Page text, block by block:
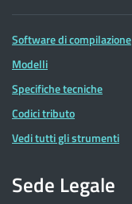
Software di compilazione
Modelli
Specifiche tecniche
Codici tributo
Vedi tutti gli strumenti
Sede Legale